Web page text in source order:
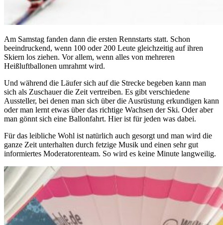
Am Samstag fanden dann die ersten Rennstarts statt. Schon
beeindruckend, wenn 100 oder 200 Leute gleichzeitig auf ihren
Skiern los ziehen. Vor allem, wenn alles von mehreren
Heißluftballonen umrahmt wird.
Und während die Läufer sich auf die Strecke begeben kann man
sich als Zuschauer die Zeit vertreiben. Es gibt verschiedene
Aussteller, bei denen man sich über die Ausrüstung erkundigen kann
oder man lernt etwas über das richtige Wachsen der Ski. Oder aber
man gönnt sich eine Ballonfahrt. Hier ist für jeden was dabei.
Für das leibliche Wohl ist natürlich auch gesorgt und man wird die
ganze Zeit unterhalten durch fetzige Musik und einen sehr gut
informiertes Moderatorenteam. So wird es keine Minute langweilig.